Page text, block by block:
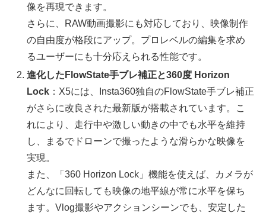
像を再現できます。
さらに、RAW動画撮影にも対応しており、映像制作
の自由度が格段にアップ。プロレベルの編集を求め
るユーザーにも十分応えられる性能です。
進化したFlowState手ブレ補正と360度 Horizon
Lock ：X5には、Insta360独自のFlowState手ブレ補正
がさらに改良された最新版が搭載されています。こ
れにより、走行中や激しい動きの中でも水平を維持
し、まるでドローンで撮ったような滑らかな映像を
実現。
また、「360 Horizon Lock」機能を使えば、カメラが
どんなに回転しても映像の地平線が常に水平を保ち
ます。Vlog撮影やアクションシーンでも、安定した